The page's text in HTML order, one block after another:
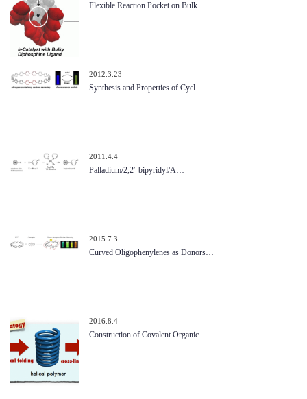
Flexible Reaction Pocket on Bulk…
2012.3.23
Synthesis and Properties of Cycl…
2011.4.4
Palladium/2,2′-bipyridyl/A…
2015.7.3
Curved Oligophenylenes as Donors…
2016.8.4
Construction of Covalent Organic…